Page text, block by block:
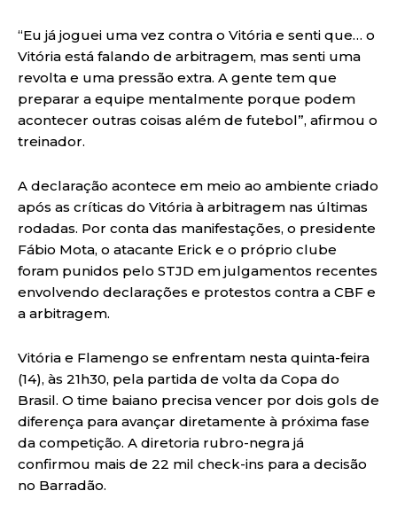
“Eu já joguei uma vez contra o Vitória e senti que… o
Vitória está falando de arbitragem, mas senti uma
revolta e uma pressão extra. A gente tem que
preparar a equipe mentalmente porque podem
acontecer outras coisas além de futebol”, afirmou o
treinador.
A declaração acontece em meio ao ambiente criado
após as críticas do Vitória à arbitragem nas últimas
rodadas. Por conta das manifestações, o presidente
Fábio Mota, o atacante Erick e o próprio clube
foram punidos pelo STJD em julgamentos recentes
envolvendo declarações e protestos contra a CBF e
a arbitragem.
Vitória e Flamengo se enfrentam nesta quinta-feira
(14), às 21h30, pela partida de volta da Copa do
Brasil. O time baiano precisa vencer por dois gols de
diferença para avançar diretamente à próxima fase
da competição. A diretoria rubro-negra já
confirmou mais de 22 mil check-ins para a decisão
no Barradão.